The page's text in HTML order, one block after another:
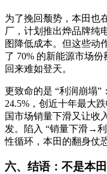
为了挽回颓势，本田也
厂，计划推出烨品牌纯
图降低成本。但这些
了 70% 的新能源市场
回来难如登天。
更致命的是 “利润崩塌”
24.5%，创近十年最大
国市场销量下滑又让收
发。陷入 “销量下滑→
性循环，本田的翻身仗
六、结语：不是本